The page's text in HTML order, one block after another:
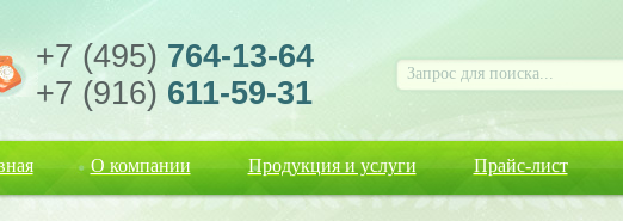
+7 (495) 764-13-64
+7 (916) 611-59-31
О компании Продукция и услуги Прайс-лист